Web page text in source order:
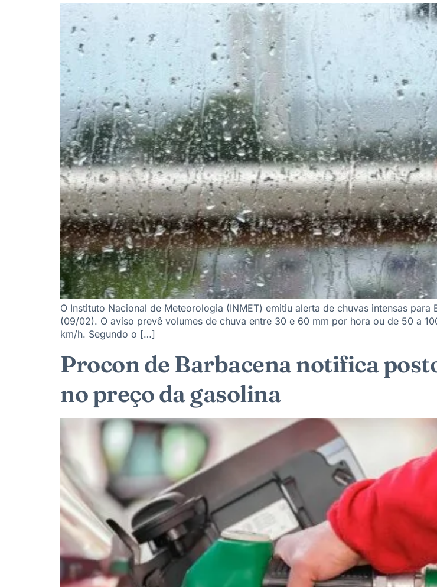
O Instituto Nacional de Meteorologia (INMET) emitiu alerta de chuvas intensas
(09/02). O aviso prevê volumes de chuva entre 30 e 60 mm por hora ou de 50 a
km/h. Segundo o […]
Procon de Barbacena notifica
no preço da gasolina